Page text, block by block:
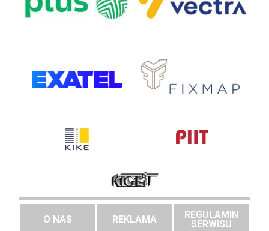
O NAS REKLAMA
REGULAMIN
SERWISU